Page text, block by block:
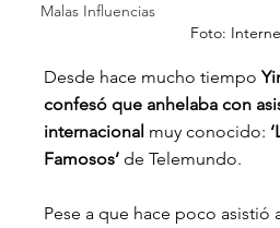
Malas Influencias
Foto:
Desde hace mucho tiempo
confesó que anhelaba con
internacional muy conocido:
Famosos’ de Telemundo.
Pese a que hace poco asistió